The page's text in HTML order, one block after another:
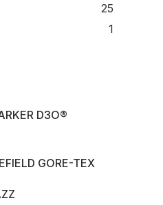
25
1
D3O®
GORE-TEX